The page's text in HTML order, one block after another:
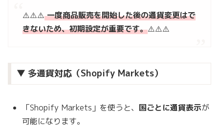
⚠️⚠️⚠️一度商品販売を開始した後の通貨変更はで
きないため、初期設定が重要です。⚠️⚠️⚠️
▼ 多通貨対応（Shopify Markets）
「Shopify Markets」を使うと、 国ごとに通貨表示が
可能になります。